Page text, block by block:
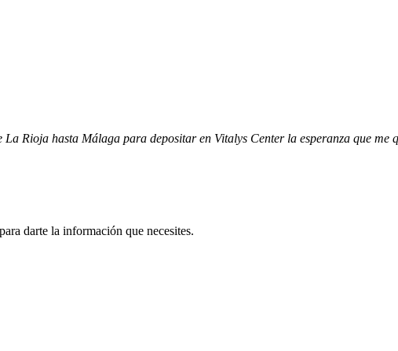
Rioja hasta Málaga para depositar en Vitalys Center la esperanza que me
darte la información que necesites.